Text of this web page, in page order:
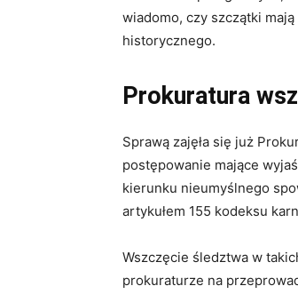
wiadomo, czy szczątki
historycznego.
Prokuratura
Sprawą zajęła się już
postępowanie mające
kierunku nieumyślnego
artykułem 155 kodeksu
Wszczęcie śledztwa w
prokuraturze na